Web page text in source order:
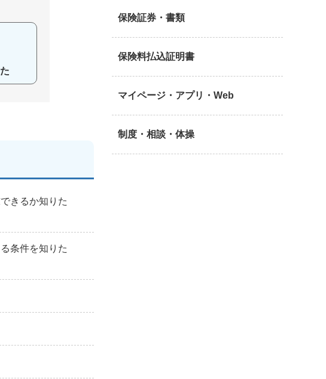
保険証券・書類
保険料払込証明書
マイページ・アプリ・Web
制度・相談・体操
きるか知りた
条件を知りた